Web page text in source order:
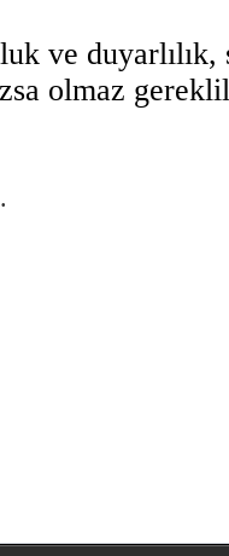
ve duyarlılık,
olmaz